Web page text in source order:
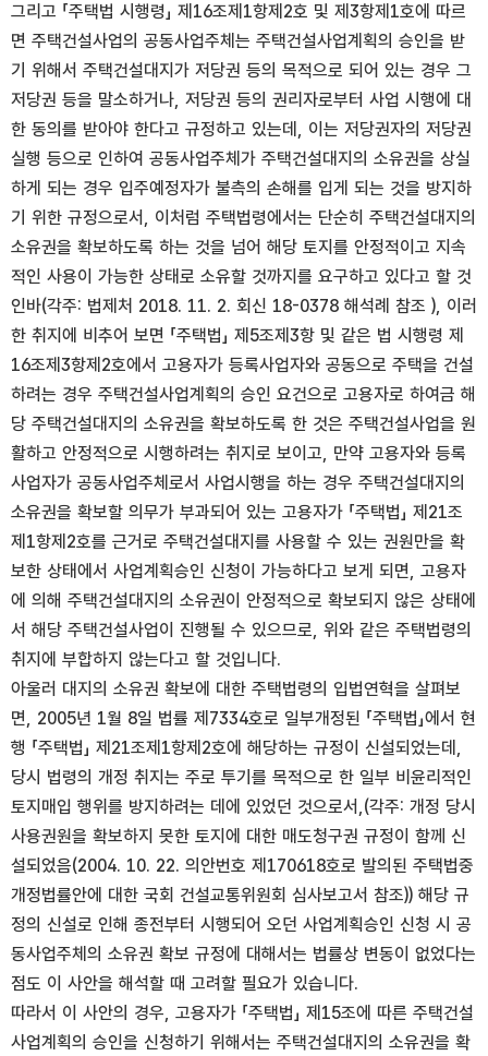
그리고 「주택법 시행령」 제16조제1항제2호 및 제3항제1호에 따르
면 주택건설사업의 공동사업주체는 주택건설사업계획의 승인을 받
기 위해서 주택건설대지가 저당권 등의 목적으로 되어 있는 경우 그
저당권 등을 말소하거나, 저당권 등의 권리자로부터 사업 시행에 대
한 동의를 받아야 한다고 규정하고 있는데, 이는 저당권자의 저당권
실행 등으로 인하여 공동사업주체가 주택건설대지의 소유권을 상실
하게 되는 경우 입주예정자가 불측의 손해를 입게 되는 것을 방지하
기 위한 규정으로서, 이처럼 주택법령에서는 단순히 주택건설대지의
소유권을 확보하도록 하는 것을 넘어 해당 토지를 안정적이고 지속
적인 사용이 가능한 상태로 소유할 것까지를 요구하고 있다고 할 것
인바(각주: 법제처 2018. 11. 2. 회신 18-0378 해석례 참조 ), 이러
한 취지에 비추어 보면 「주택법」 제5조제3항 및 같은 법 시행령 제
16조제3항제2호에서 고용자가 등록사업자와 공동으로 주택을 건설
하려는 경우 주택건설사업계획의 승인 요건으로 고용자로 하여금 해
당 주택건설대지의 소유권을 확보하도록 한 것은 주택건설사업을 원
활하고 안정적으로 시행하려는 취지로 보이고, 만약 고용자와 등록
사업자가 공동사업주체로서 사업시행을 하는 경우 주택건설대지의
소유권을 확보할 의무가 부과되어 있는 고용자가 「주택법」 제21조
제1항제2호를 근거로 주택건설대지를 사용할 수 있는 권원만을 확
보한 상태에서 사업계획승인 신청이 가능하다고 보게 되면, 고용자
에 의해 주택건설대지의 소유권이 안정적으로 확보되지 않은 상태에
서 해당 주택건설사업이 진행될 수 있으므로, 위와 같은 주택법령의
취지에 부합하지 않는다고 할 것입니다.
아울러 대지의 소유권 확보에 대한 주택법령의 입법연혁을 살펴보
면, 2005년 1월 8일 법률 제7334호로 일부개정된 「주택법」에서 현
행 「주택법」 제21조제1항제2호에 해당하는 규정이 신설되었는데,
당시 법령의 개정 취지는 주로 투기를 목적으로 한 일부 비윤리적인
토지매입 행위를 방지하려는 데에 있었던 것으로서,(각주: 개정 당시
사용권원을 확보하지 못한 토지에 대한 매도청구권 규정이 함께 신
설되었음(2004. 10. 22. 의안번호 제170618호로 발의된 주택법중
개정법률안에 대한 국회 건설교통위원회 심사보고서 참조)) 해당 규
정의 신설로 인해 종전부터 시행되어 오던 사업계획승인 신청 시 공
동사업주체의 소유권 확보 규정에 대해서는 법률상 변동이 없었다는
점도 이 사안을 해석할 때 고려할 필요가 있습니다.
따라서 이 사안의 경우, 고용자가 「주택법」 제15조에 따른 주택건설
사업계획의 승인을 신청하기 위해서는 주택건설대지의 소유권을 확